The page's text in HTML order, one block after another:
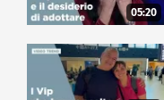
05:20